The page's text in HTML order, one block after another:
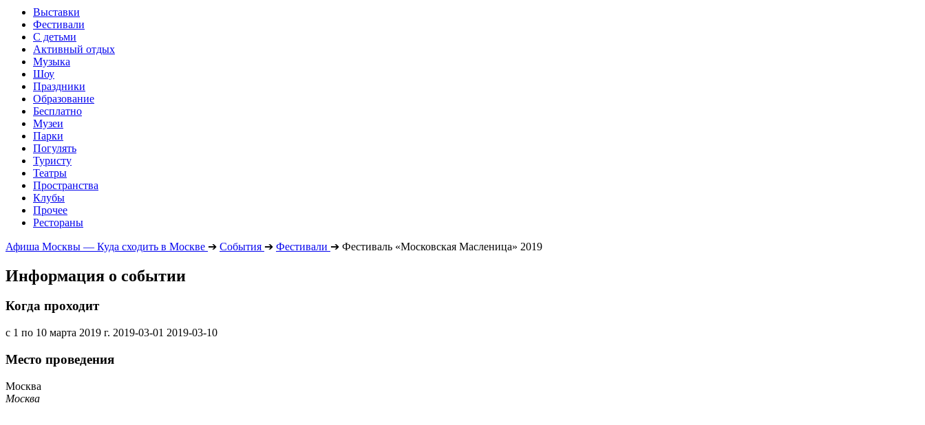
Выставки
Фестивали
С детьми
Активный отдых
Музыка
Шоу
Праздники
Образование
Бесплатно
Музеи
Парки
Погулять
Туристу
Театры
Пространства
Клубы
Прочее
Рестораны
Афиша Москвы — Куда сходить в Москве ➔ События ➔ Фестивали ➔ Фестиваль «Московская Масленица» 2019
Информация о событии
Когда проходит
с 1 по 10 марта 2019 г. 2019-03-01 2019-03-10
Место проведения
Москва
Москва